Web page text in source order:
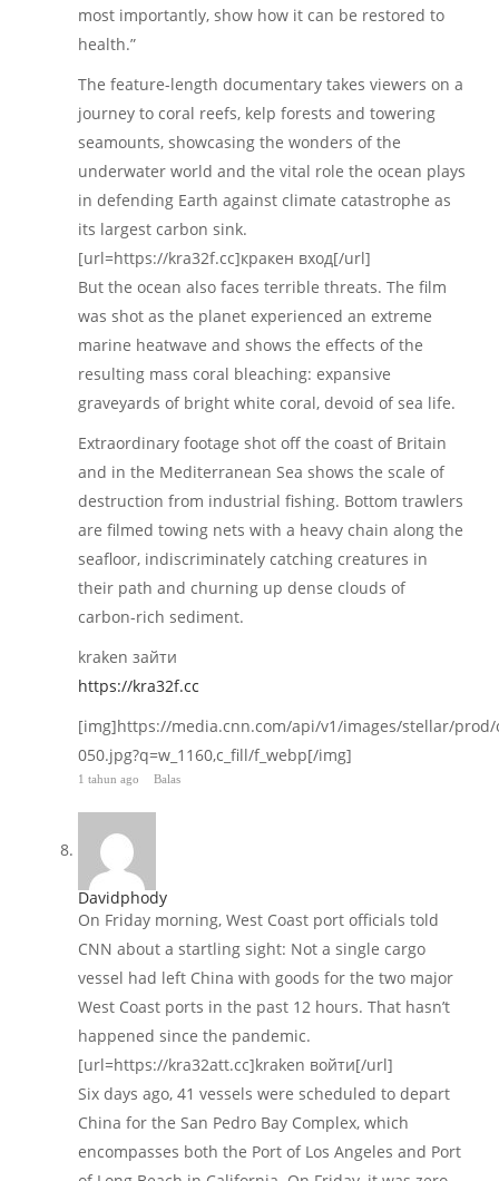
most importantly, show how it can be restored to
health.”
The feature-length documentary takes viewers on a
journey to coral reefs, kelp forests and towering
seamounts, showcasing the wonders of the
underwater world and the vital role the ocean plays
in defending Earth against climate catastrophe as
its largest carbon sink.
[url=https://kra32f.cc]кракен вход[/url]
But the ocean also faces terrible threats. The film
was shot as the planet experienced an extreme
marine heatwave and shows the effects of the
resulting mass coral bleaching: expansive
graveyards of bright white coral, devoid of sea life.
Extraordinary footage shot off the coast of Britain
and in the Mediterranean Sea shows the scale of
destruction from industrial fishing. Bottom trawlers
are filmed towing nets with a heavy chain along the
seafloor, indiscriminately catching creatures in
their path and churning up dense clouds of
carbon-rich sediment.
kraken зайти
https://kra32f.cc
[img]https://media.cnn.com/api/v1/images/stellar/
050.jpg?q=w_1160,c_fill/f_webp[/img]
1 tahun ago Balas
Davidphody
On Friday morning, West Coast port officials told
CNN about a startling sight: Not a single cargo
vessel had left China with goods for the two major
West Coast ports in the past 12 hours. That hasn’t
happened since the pandemic.
[url=https://kra32att.cc]kraken войти[/url]
Six days ago, 41 vessels were scheduled to depart
China for the San Pedro Bay Complex, which
encompasses both the Port of Los Angeles and Port